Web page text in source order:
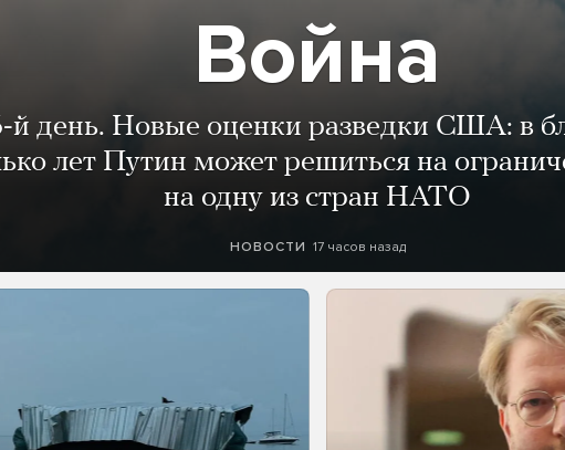
Война
й день. Новые оценки разведки США: в
лет Путин может решиться на
на одну из стран НАТО
НОВОСТИ 17 часов назад